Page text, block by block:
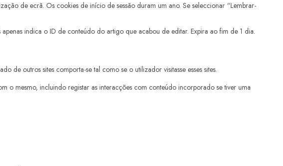
de ecrã. Os cookies de início de sessão duram um ano. Se seleccionar “Lembrar-
indica o ID de conteúdo do artigo que acabou de editar. Expira ao fim de 1 dia.
outros sites comporta-se tal como se o utilizador visitasse esses sites.
o mesmo, incluindo registar as interacções com conteúdo incorporado se tiver uma